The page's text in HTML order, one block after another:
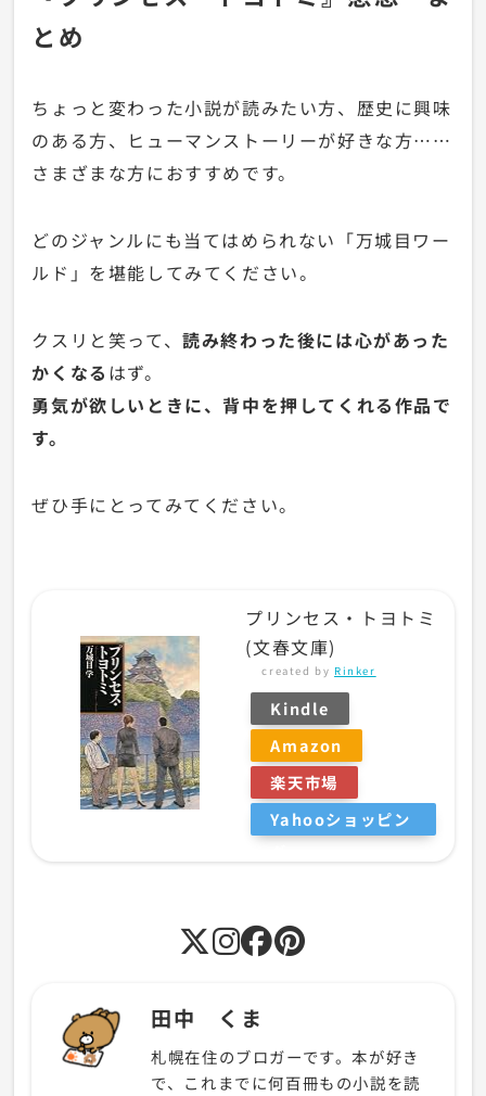
とめ
ちょっと変わった小説が読みたい方、歴史に興味
のある方、ヒューマンストーリーが好きな方……
さまざまな方におすすめです。
どのジャンルにも当てはめられない「万城目ワー
ルド」を堪能してみてください。
クスリと笑って、読み終わった後には心があった
かくなる はず。
勇気が欲しいときに、背中を押してくれる作品で
す。
ぜひ手にとってみてください。
プリンセス・トヨトミ
(文春文庫)
created by Rinker
Kindle
Amazon
楽天市場
Yahooショッピン
田中 くま
札幌在住のブロガーです。本が好き
で、これまでに何百冊もの小説を読